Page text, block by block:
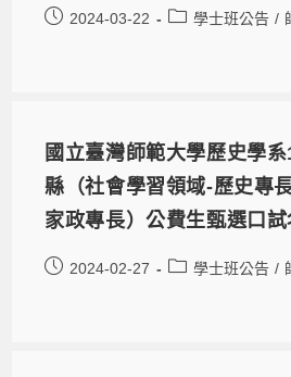
2024-03-22 學士班公告 /
國立臺灣師範大學歷史學
縣（社會學習領域-歷史專
家政專長）公費生甄選口
2024-02-27 學士班公告 /